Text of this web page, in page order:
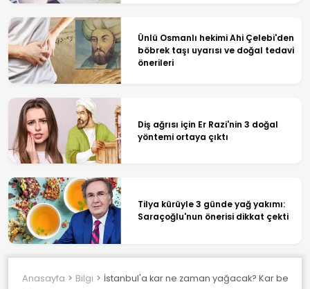
Ünlü Osmanlı hekimi Ahi Çelebi'den
böbrek taşı uyarısı ve doğal tedavi
önerileri
Diş ağrısı için Er Razi'nin 3 doğal
yöntemi ortaya çıktı
Tilya kürüyle 3 günde yağ yakımı:
Saraçoğlu'nun önerisi dikkat çekti
Anasayfa Bilgi İstanbul'a kar ne zaman yağacak? Kar